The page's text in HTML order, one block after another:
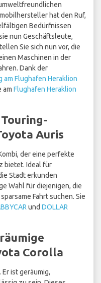
hat den Ruf,
Bedürfnissen
nun Geschäftsleute,
Sie sich nun vor, die
Maschinen in der
Dank der
am Flughafen Heraklion
am Flughafen Heraklion
Auris
der eine perfekte
bietet. Ideal für
Stadt erkunden
Wahl für diejenigen, die
Fahrt suchen. Sie
und DOLLAR
Corolla
ist geräumig,